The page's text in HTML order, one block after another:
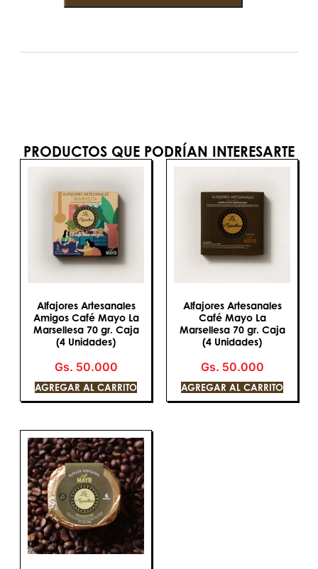
PRODUCTOS QUE PODRÍAN INTERESARTE
Alfajores Artesanales
Amigos Café Mayo La
Marsellesa 70 gr. Caja
(4 Unidades)
Gs. 50.000
AGREGAR AL CARRITO
Alfajores Artesanales
Café Mayo La
Marsellesa 70 gr. Caja
(4 Unidades)
Gs. 50.000
AGREGAR AL CARRITO